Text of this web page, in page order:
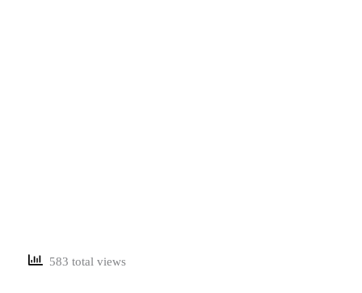
583 total views